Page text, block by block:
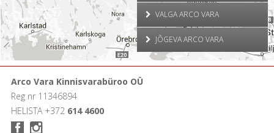
VALGA ARCO VARA
JÕGEVA ARCO VARA
Arco Vara Kinnisvarabüroo OÜ
Reg nr 11346894
HELISTA +372 614 4600